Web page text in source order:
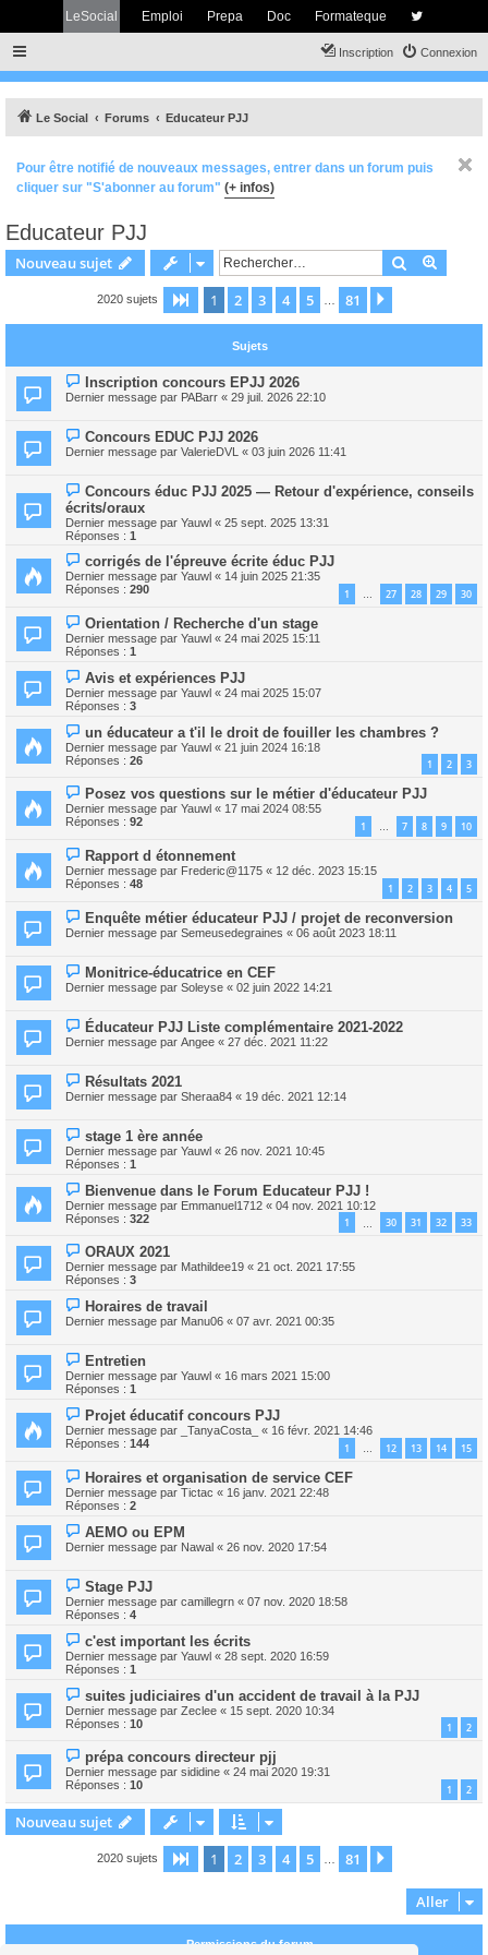
LeSocial Emploi Prepa Doc Formateque
Connexion
Inscription
Le Social Forums Educateur PJJ
Pour être notifié de nouveaux messages, entrer dans un forum puis
cliquer sur "S'abonner au forum" (+ infos)
Educateur PJJ
Nouveau sujet Rechercher
2020 sujets Page 1sur81
1 2 3 4 5 81
Sujets
Inscription concours EPJJ 2026
Dernier message par PABarr « 29 juil. 2026 22:10
Concours EDUC PJJ 2026
Dernier message par ValerieDVL « 03 juin 2026 11:41
Concours éduc PJJ 2025 — Retour d'expérience, conseils
écrits/oraux
Dernier message par Yauwl « 25 sept. 2025 13:31
Réponses : 1
corrigés de l'épreuve écrite éduc PJJ
Dernier message par Yauwl « 14 juin 2025 21:35
Réponses : 290 1 … 27 28 29 30
Orientation / Recherche d'un stage
Dernier message par Yauwl « 24 mai 2025 15:11
Réponses : 1
Avis et expériences PJJ
Dernier message par Yauwl « 24 mai 2025 15:07
Réponses : 3
un éducateur a t'il le droit de fouiller les chambres ?
Dernier message par Yauwl « 21 juin 2024 16:18
Réponses : 26 1 2 3
Posez vos questions sur le métier d'éducateur PJJ
Dernier message par Yauwl « 17 mai 2024 08:55
Réponses : 92 1 … 7 8 9 10
Rapport d étonnement
Dernier message par Frederic@1175 « 12 déc. 2023 15:15
Réponses : 48 1 2 3 4 5
Enquête métier éducateur PJJ / projet de reconversion
Dernier message par Semeusedegraines « 06 août 2023 18:11
Monitrice-éducatrice en CEF
Dernier message par Soleyse « 02 juin 2022 14:21
Éducateur PJJ Liste complémentaire 2021-2022
Dernier message par Angee « 27 déc. 2021 11:22
Résultats 2021
Dernier message par Sheraa84 « 19 déc. 2021 12:14
stage 1 ère année
Dernier message par Yauwl « 26 nov. 2021 10:45
Réponses : 1
Bienvenue dans le Forum Educateur PJJ !
Dernier message par Emmanuel1712 « 04 nov. 2021 10:12
Réponses : 322 1 30 31 32 33
ORAUX 2021
Dernier message par Mathildee19 « 21 oct. 2021 17:55
Réponses : 3
Horaires de travail
Dernier message par Manu06 « 07 avr. 2021 00:35
Entretien
Dernier message par Yauwl « 16 mars 2021 15:00
Réponses : 1
Projet éducatif concours PJJ
Dernier message par _TanyaCosta_ « 16 févr. 2021 14:46
Réponses : 144 1 … 12 13 14 15
Horaires et organisation de service CEF
Dernier message par Tictac « 16 janv. 2021 22:48
Réponses : 2
AEMO ou EPM
Dernier message par Nawal « 26 nov. 2020 17:54
Stage PJJ
Dernier message par camillegrn « 07 nov. 2020 18:58
Réponses : 4
c'est important les écrits
Dernier message par Yauwl « 28 sept. 2020 16:59
Réponses : 1
suites judiciaires d'un accident de travail à la PJJ
Dernier message par Zeclee « 15 sept. 2020 10:34
Réponses : 10 1 2
prépa concours directeur pjj
Dernier message par sididine « 24 mai 2020 19:31
Réponses : 10 1 2
Nouveau sujet
2020 sujets Page 1sur81
1 2 3 4 5 81
Aller
Permissions du forum